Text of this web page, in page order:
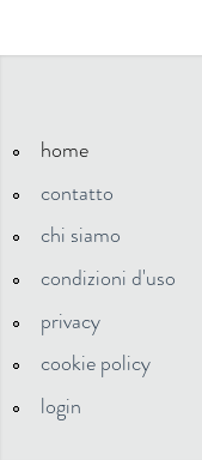
home
contatto
chi siamo
condizioni d'uso
privacy
cookie policy
login